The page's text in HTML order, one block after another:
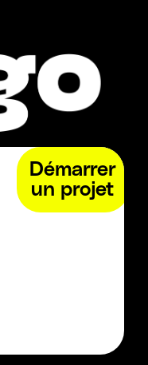
Démarrer
un projet